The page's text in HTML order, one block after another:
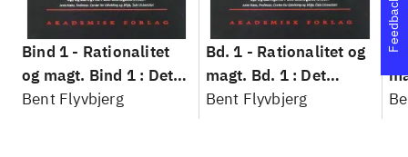
Bind 1 - Rationalitet
og magt. Bind 1 : Det
konkretes videnskab
Bent Flyvbjerg
Bd. 1 - Rationalitet og
magt. Bd. 1 : Det
konkretes videnskab
Bent Flyvbjerg
Feedback